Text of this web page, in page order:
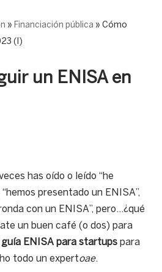
» Financiación pública » Cómo
(I)
un ENISA en
has oído o leído “he
presentado un ENISA”,
con un ENISA”, pero…¿qué
un buen café (o dos) para
guía ENISA para startups para
todo un expertoae.